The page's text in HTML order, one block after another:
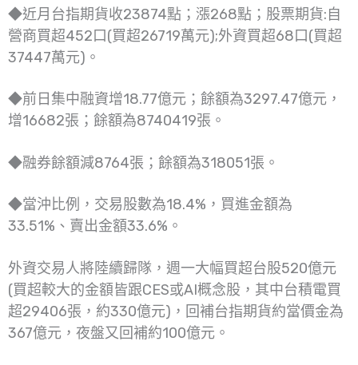
◆近月台指期貨收23874點；漲268點；股票期貨:自
營商買超452口(買超26719萬元);外資買超68口(買超
37447萬元)。
◆前日集中融資增18.77億元；餘額為3297.47億元，
增16682張；餘額為8740419張。
◆融券餘額減8764張；餘額為318051張。
◆當沖比例，交易股數為18.4%，買進金額為
33.51%、賣出金額33.6%。
外資交易人將陸續歸隊，週一大幅買超台股520億元
(買超較大的金額皆跟CES或AI概念股，其中台積電買
超29406張，約330億元)，回補台指期貨約當價金為
367億元，夜盤又回補約100億元。